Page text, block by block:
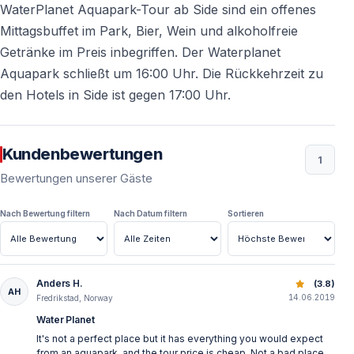
WaterPlanet Aquapark-Tour ab Side sind ein offenes
Mittagsbuffet im Park, Bier, Wein und alkoholfreie
Getränke im Preis inbegriffen. Der Waterplanet
Aquapark schließt um 16:00 Uhr. Die Rückkehrzeit zu
den Hotels in Side ist gegen 17:00 Uhr.
Kundenbewertungen
Bewertungen unserer Gäste
1
Nach Bewertung filtern Nach Datum filtern Sortieren
Side Aquapark WaterPlanet Tour von Side
AH
Anders H.
Fredrikstad, Norway
(3.8)
14.06.2019
Water Planet
It's not a perfect place but it has everything you would expect